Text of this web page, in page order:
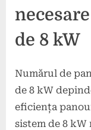
de 8 kW
Numărul de
de 8 kW
eficiența
sistem de 8 kW